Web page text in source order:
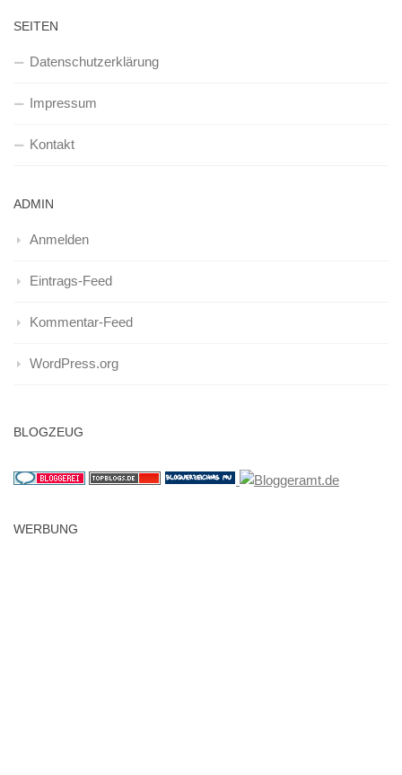
SEITEN
Datenschutzerklärung
Impressum
Kontakt
ADMIN
Anmelden
Eintrags-Feed
Kommentar-Feed
WordPress.org
BLOGZEUG
WERBUNG